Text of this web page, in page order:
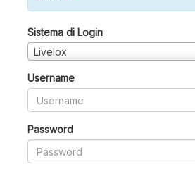
Sistema di Login
Livelox
Username
Password